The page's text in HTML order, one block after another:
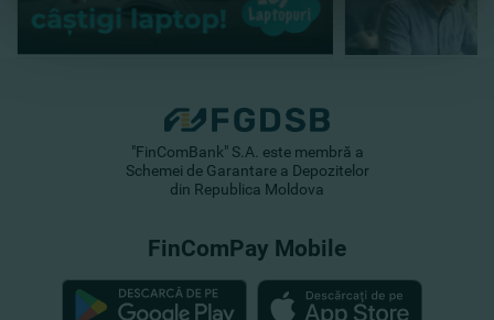
"FinComBank" S.A. este membră a
Schemei de Garantare a Depozitelor
din Republica Moldova
FinComPay Mobile